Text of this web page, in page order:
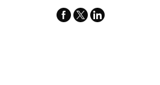
facebook
x-
linkedin